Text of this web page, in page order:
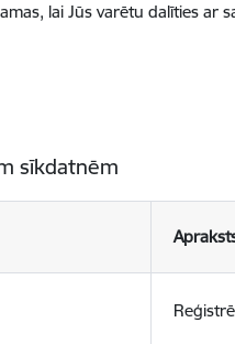
lai Jūs varētu dalīties
sīkdatnēm